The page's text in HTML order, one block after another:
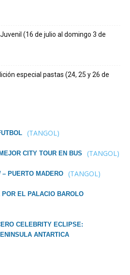
(16 de julio al domingo 3 de
especial pastas (24, 25 y 26 de
(TANGOL)
CITY TOUR EN BUS (TANGOL)
– PUERTO MADERO (TANGOL)
EL PALACIO BAROLO
CELEBRITY ECLIPSE:
ANTARTICA